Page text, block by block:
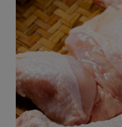
蛋
豆製品
肉品・水產
畜產肉類
海鮮
常備菜
蔬食
蛋料理
防災用品預購圓滿結束
2026年端午節預購圓滿結
更多預購活動
當季產品
主婦食堂
社內大小事
產品故事
樂齡生活
廚房瑜伽
認識合作社
關於我們
合作社組織
員工與求才
重要公告